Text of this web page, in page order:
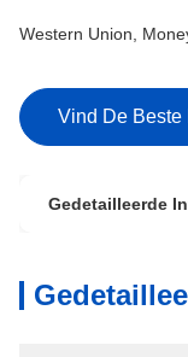
Western Union,
Vind De Beste
Gedetailleerde